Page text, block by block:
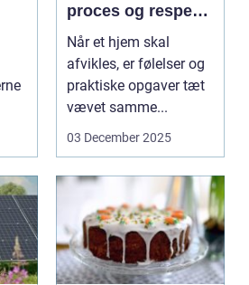
proces og respekt
for boet
Når et hjem skal
afvikles, er følelser og
praktiske opgaver tæt
vævet samme...
03 December 2025